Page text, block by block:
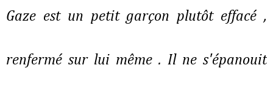
Gaze est un petit garçon plutôt effacé ,
renfermé sur lui même . Il ne s'épanouit